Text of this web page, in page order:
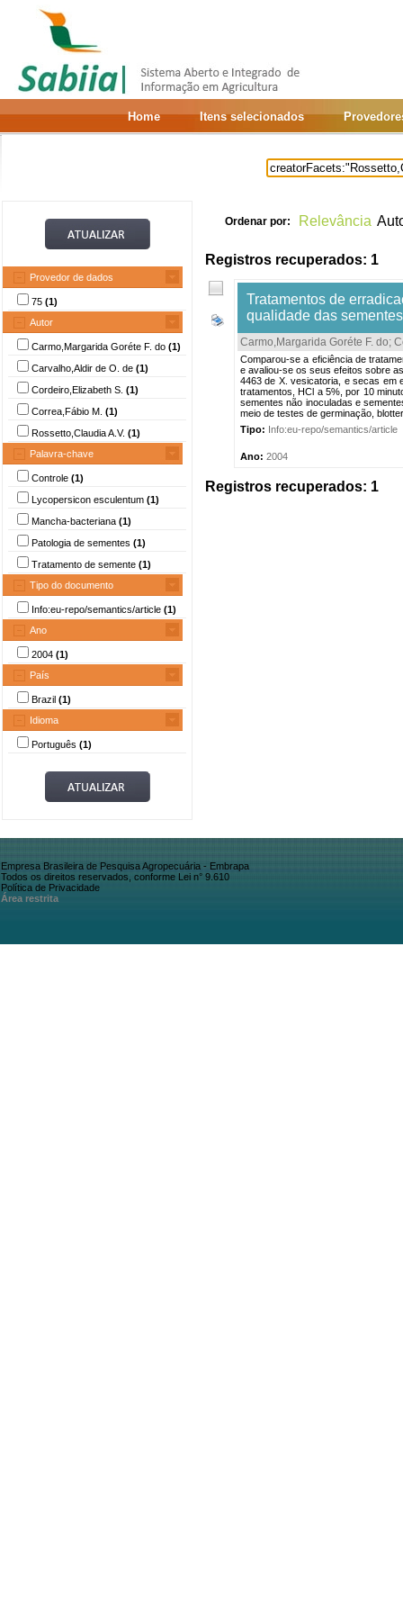
Home Itens selecionados
Provedor de dados
75 (1)
Autor
Carmo,Margarida Goréte F. do (1)
Carvalho,Aldir de O. de (1)
Cordeiro,Elizabeth S. (1)
Correa,Fábio M. (1)
Rossetto,Claudia A.V. (1)
Palavra-chave
Controle (1)
Lycopersicon esculentum (1)
Mancha-bacteriana (1)
Patologia de sementes (1)
Tratamento de semente (1)
Tipo do documento
Info:eu-repo/semantics/article (1)
Ano
2004 (1)
País
Brazil (1)
Idioma
Português (1)
Ordenar por: Relevância
Registros recuperados: 1
Tratamentos de
qualidade das
Carmo,Margarida Goréte F. do;
Comparou-se a eficiência de
e avaliou-se os seus efeitos sobre
4463 de X. vesicatoria, e secas em
tratamentos, HCl a 5%, por 10
sementes não inoculadas e
meio de testes de germinação,
Tipo: Info:eu-repo/semantics/article
Ano: 2004
Registros recuperados: 1
Empresa Brasileira de Pesquisa Agropecuária - Embrapa
Todos os direitos reservados, conforme Lei n° 9.610
Política de Privacidade
Área restrita